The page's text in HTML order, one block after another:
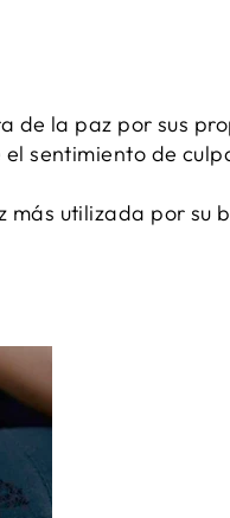
de la paz por sus
sentimiento de
más utilizada por su